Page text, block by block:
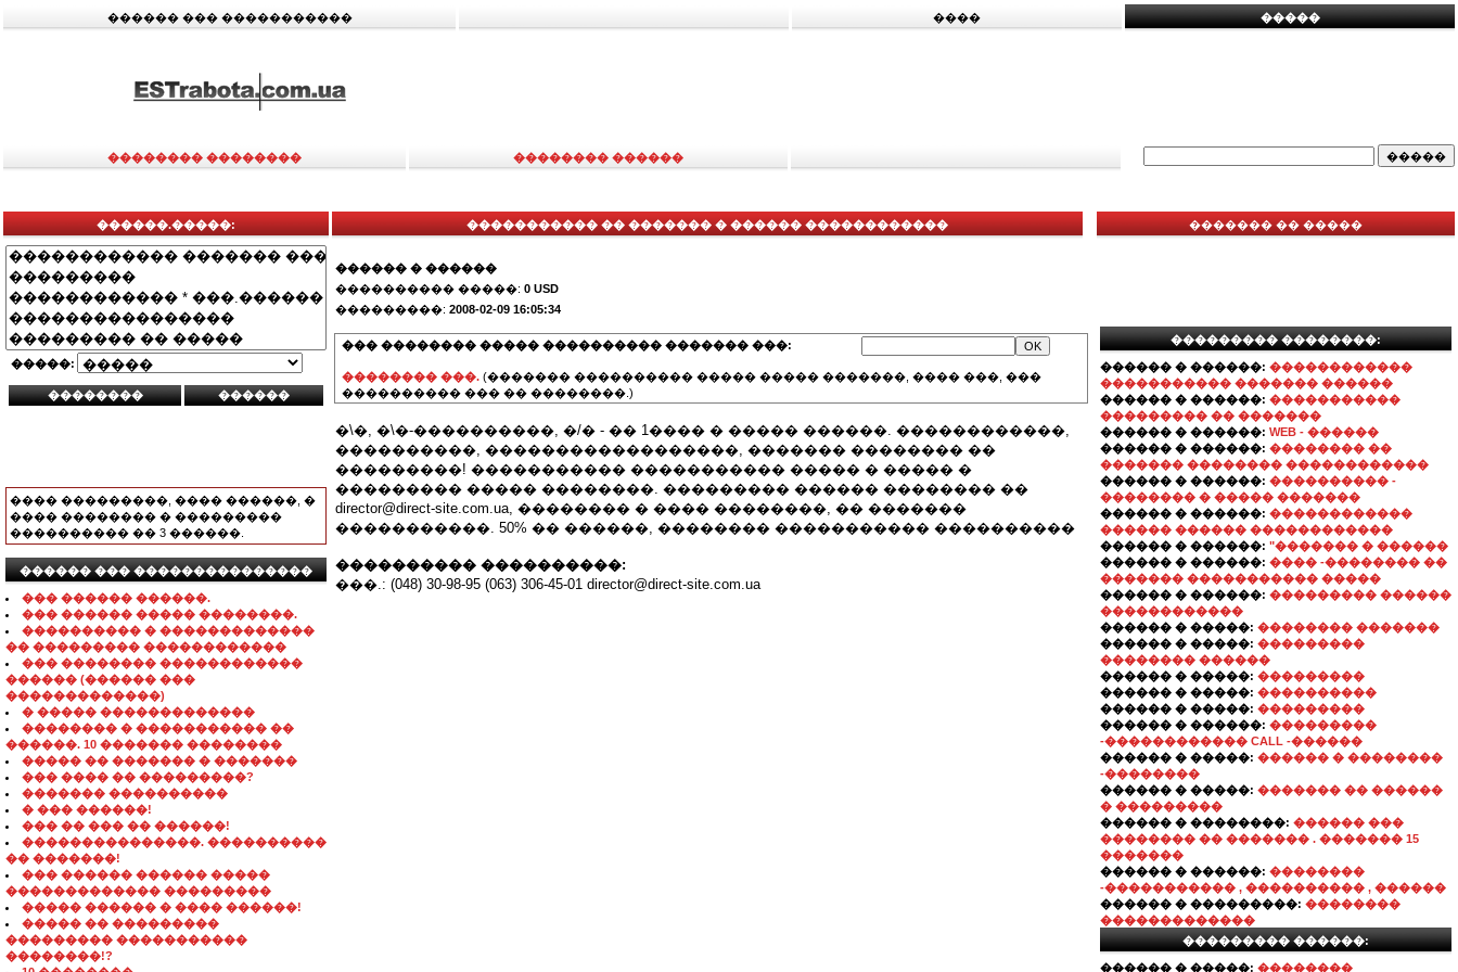
������ ��� ����������� ���� �����
�������� �������� �������� ������
������.�����:
�����:
���� ���������, ���� ������, �
���� �������� � ���������
���������� �� 3 ������.
������ ��� ���������������
��� ������ ������.
��� ������ ����� ��������.
���������� � �������������
�� ��������� ������������
��� �������� ������������
������ (������ ���
�������������)
� ����� �������������
�������� � ����������� ��
������. 10 ������� ��������
����� �� ������� � �������
��� ���� �� ���������?
������� ����������
� ��� ������!
��� �� ��� �� ������!
���������������. ����������
�� �������!
��� ������ ������ �����
������������� ���������
����� ������ � ���� ������!
����� �� ���������
��������� �����������
��������!?
����������� �� ������� � ������ ������������
������ � ������
���������� �����: 0 USD
���������: 2008-02-09 16:05:34
��� �������� ����� ���������� ������� ���:
�������� ���. (������� ���������� ����� ����� �������, ���� ���, ���
���������� ��� �� ��������.)
�\�, �\�-����������, �/� - �� 1���� � ����� ������. ������������,
����������, ������������������, ������� �������� ��
���������! ����������� ����������� ����� � ����� �
��������� ����� ��������. ��������� ������ �������� ��
director@direct-site.com.ua, �������� � ���� ��������, �� �������
�����������. 50% �� ������, �������� ����������� ����������
���������� ����������:
���.: (048) 30-98-95 (063) 306-45-01 director@direct-site.com.ua
������� �� �����
��������� ��������:
������ � ������: ������������
����������� ������� ������
������ � ������: �����������
��������� �� �������
������ � ������: WEB - ������
������ � ������: �������� ��
������� �������� ������������
������ � ������: ���������� -
�������� � ����� �������
������ � ������: ������������
������ ������ ������������
������ � ������: "������� � ������
������ � ������: ���� -�������� ��
������� ����������� �����
������ � ������: ��������� ������
������������
������ � �����: �������� �������
������ � �����: ���������
�������� ������
������ � �����: ���������
������ � �����: ����������
������ � �����: ���������
������ � ������: ���������
-������������ CALL -������
������ � �����: ������ � ��������
-��������
������ � �����: ������� �� ������
� ���������
������ � ��������: ������ ���
�������� �� ������� . ������� 15
�������
������ � ������: ��������
-����������� , ���������� , ������
������ � ���������: ��������
�������������
��������� ������:
������ � �����: ��������